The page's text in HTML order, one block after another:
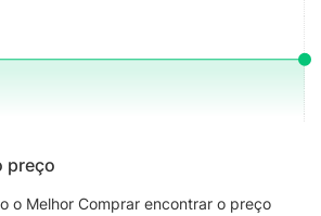
preço
o Melhor Comprar encontrar o preço